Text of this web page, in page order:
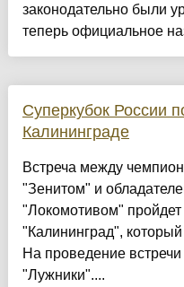
законодательно были
теперь официальное
Суперкубок России
Калининграде
Встреча между
"Зенитом" и
"Локомотивом"
"Калининград",
На проведение
"Лужники"....